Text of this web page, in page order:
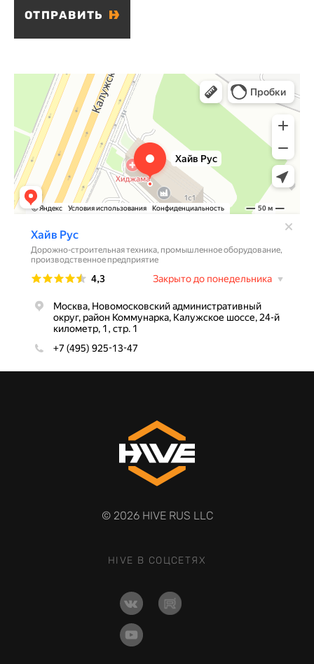
ОТПРАВИТЬ
© 2026 HIVE RUS LLC
HIVE В СОЦСЕТЯХ